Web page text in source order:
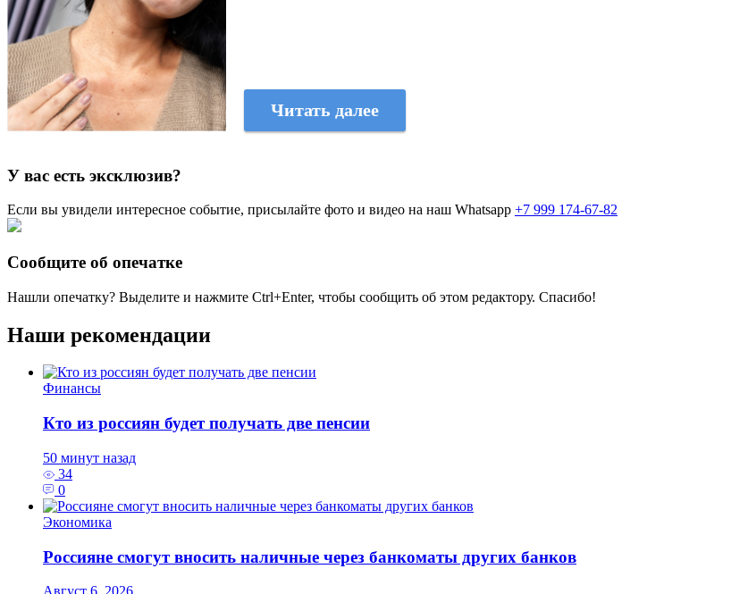
Читать далее
У вас есть эксклюзив?
Если вы увидели интересное событие, присылайте фото и видео на наш Whatsapp +7 999 174-67-82
Сообщите об опечатке
Нашли опечатку? Выделите и нажмите Ctrl+Enter, чтобы сообщить об этом редактору. Спасибо!
Наши рекомендации
Финансы
Кто из россиян будет получать две пенсии
50 минут назад
34
0
Экономика
Россияне смогут вносить наличные через банкоматы других банков